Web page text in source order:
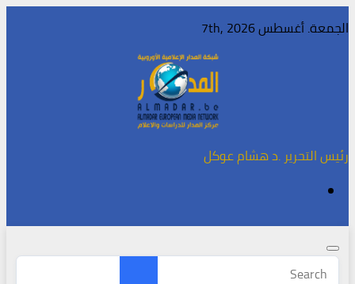
Skip
to
الجمعة. أغسطس 7th, 2026
رئيس التحرير .د هشام عوكل